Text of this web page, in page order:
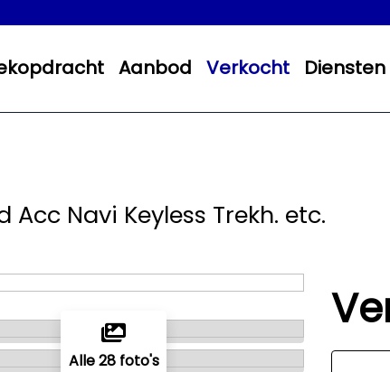
Aanbod Verkocht Diensten
Acc Navi Keyless Trekh. etc.
Alle 28 foto's